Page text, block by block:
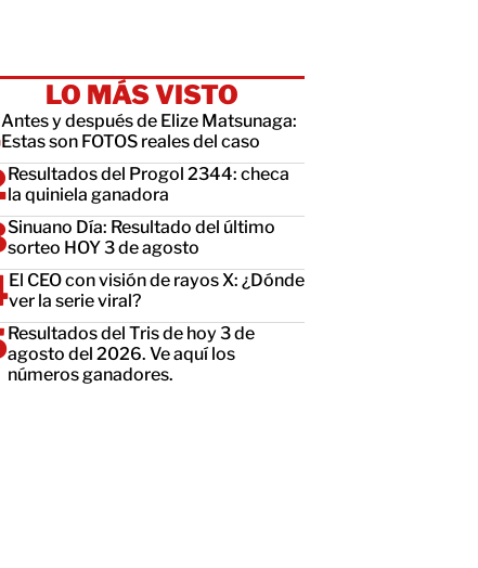
LO MÁS VISTO
Antes y después de Elize Matsunaga:
Estas son FOTOS reales del caso
Resultados del Progol 2344: checa
la quiniela ganadora
Sinuano Día: Resultado del último
sorteo HOY 3 de agosto
El CEO con visión de rayos X: ¿Dónde
ver la serie viral?
Resultados del Tris de hoy 3 de
agosto del 2026. Ve aquí los
números ganadores.